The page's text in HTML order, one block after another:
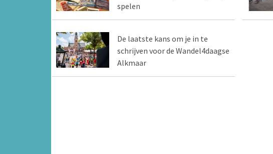
spelen
De laatste kans om je in te
schrijven voor de Wandel4daagse
Alkmaar